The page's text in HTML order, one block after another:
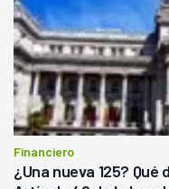
Financiero
¿Una nueva 125?